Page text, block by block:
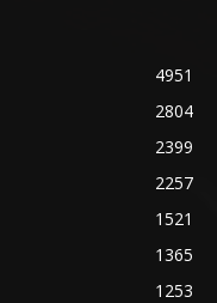
4951
2804
2399
2257
1521
1365
1253